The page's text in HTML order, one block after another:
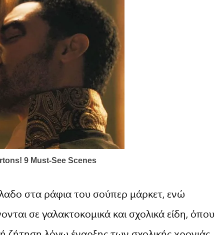
στα ράφια του σούπερ μάρκετ, ενώ
σε γαλακτοκομικά και σχολικά είδη, όπου